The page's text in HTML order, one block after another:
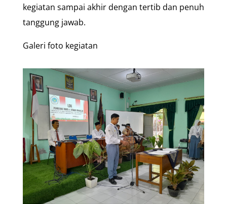
kegiatan sampai akhir dengan tertib dan penuh
tanggung jawab.
Galeri foto kegiatan